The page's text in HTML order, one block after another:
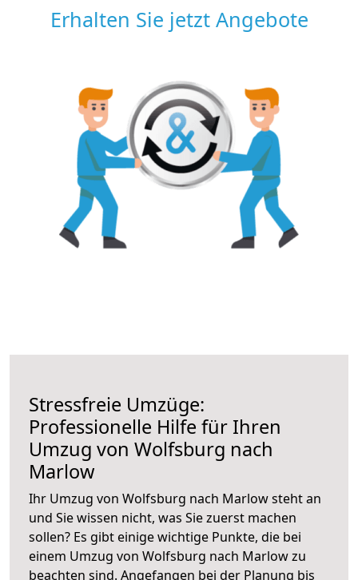
Erhalten Sie jetzt Angebote
Stressfreie Umzüge:
Professionelle Hilfe für Ihren
Umzug von Wolfsburg nach
Marlow
Ihr Umzug von Wolfsburg nach Marlow steht an
und Sie wissen nicht, was Sie zuerst machen
sollen? Es gibt einige wichtige Punkte, die bei
einem Umzug von Wolfsburg nach Marlow zu
beachten sind. Angefangen bei der Planung bis